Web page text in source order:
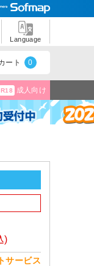
Language
ート 0
R18 成人向け
)
サービス